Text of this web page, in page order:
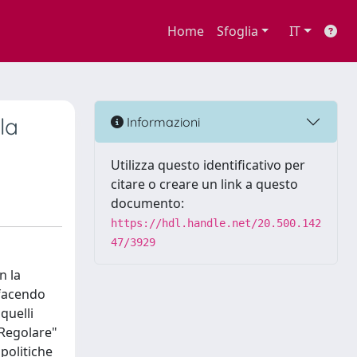
Home Sfoglia IT
la
Informazioni
Utilizza questo identificativo per
citare o creare un link a questo
documento:
https://hdl.handle.net/20.500.142
47/3929